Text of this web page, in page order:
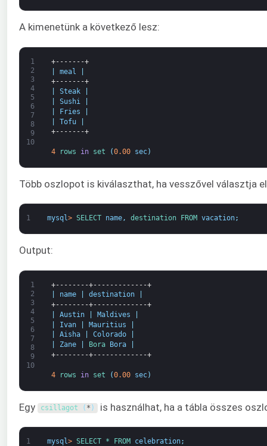
A kimenetünk a következő lesz:
1
2
3
4
5
6
7
8
9
10
+-------+
meal
+-------+
Steak
Sushi
Fries
Tofu
+-------+
4 rows in set (0.00 sec)
Több oszlopot is kiválaszthat, ha vesszővel választja
1 mysql> SELECT name, destination FROM vacation;
Output:
1
2
3
4
5
6
7
8
9
10
+--------+-------------+
name destination
+--------+-------------+
Austin Maldives
Ivan Mauritius
Aisha Colorado
Zane Bora Bora
+--------+-------------+
4 rows in set (0.00 sec)
Egy csillagot ( * ) is használhat, ha a tábla összes
1 mysql> SELECT * FROM celebration;